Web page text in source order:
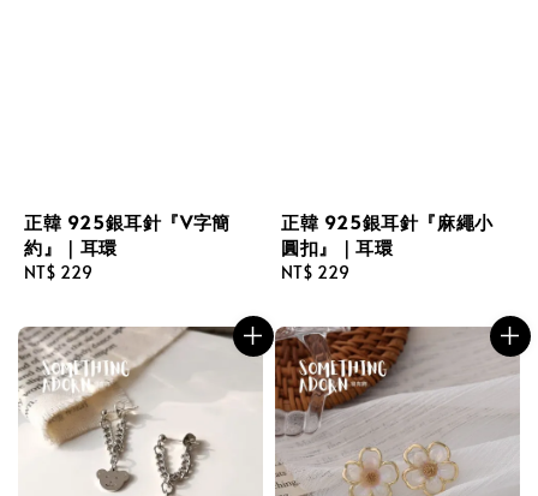
正韓 925銀耳針『V字簡
約』｜耳環
Regular
NT$ 229
正韓 925銀耳針『麻繩小
圓扣』｜耳環
Regular
NT$ 229